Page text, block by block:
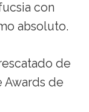
con
absoluto.
de
Awards de